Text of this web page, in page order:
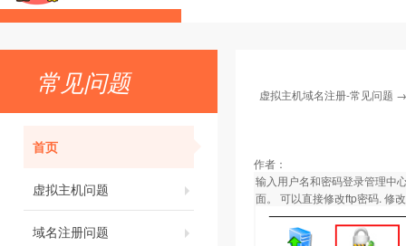
常见问题
首页
虚拟主机问题
域名注册问题
虚拟主机域名注册-常见问题
作者：
输入用户名和密码登录管理中
面。 可以直接修改ftp密码. 修